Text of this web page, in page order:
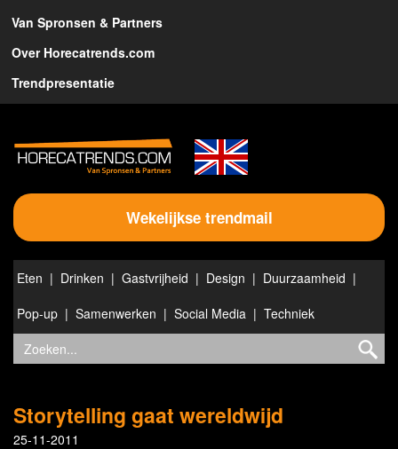
Van Spronsen & Partners
Over Horecatrends.com
Trendpresentatie
Wekelijkse trendmail
Eten Drinken Gastvrijheid Design
Duurzaamheid
Pop-up
Samenwerken Social Media Techniek
Storytelling gaat wereldwijd
25-11-2011